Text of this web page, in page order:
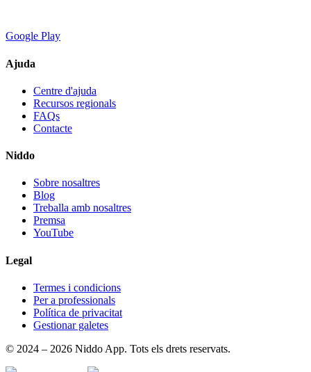
Google Play
Ajuda
Centre d'ajuda
Recursos regionals
FAQs
Contacte
Niddo
Sobre nosaltres
Blog
Treballa amb nosaltres
Premsa
YouTube
Legal
Termes i condicions
Per a professionals
Política de privacitat
Gestionar galetes
© 2024 – 2026 Niddo App. Tots els drets reservats.